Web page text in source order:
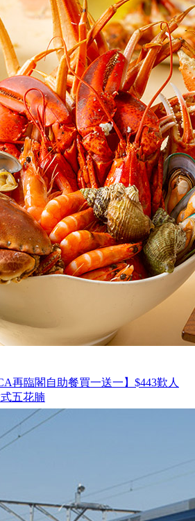
再臨閣自助餐買一送一】$443歎人
五花腩